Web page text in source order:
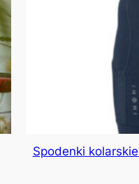
Spodenki